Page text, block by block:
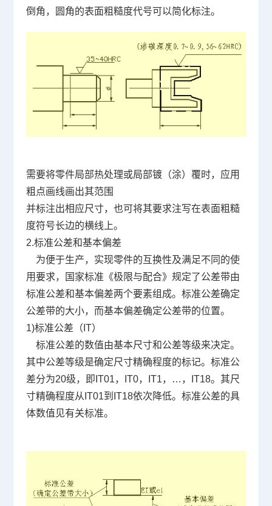
倒角，圆角的表面粗糙度代号可以简化标注。
需要将零件局部热处理或局部镀（涂）覆时，应用
粗点画线画出其范围
并标注出相应尺寸，也可将其要求注写在表面粗糙
度符号长边的横线上。
2.标准公差和基本偏差
为便于生产，实现零件的互换性及满足不同的使
用要求，国家标准《极限与配合》规定了公差带由
标准公差和基本偏差两个要素组成。标准公差确定
公差带的大小，而基本偏差确定公差带的位置。
1)标准公差（ IT）
标准公差的数值由基本尺寸和公差等级来决定。
其中公差等级是确定尺寸精确程度的标记。标准公
差分为20级，即 IT01， IT0， IT1，…， IT18。其尺
寸精确程度从 IT01到 IT18依次降低。标准公差的具
体数值见有关标准。